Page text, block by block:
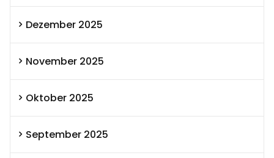
Dezember 2025
November 2025
Oktober 2025
September 2025